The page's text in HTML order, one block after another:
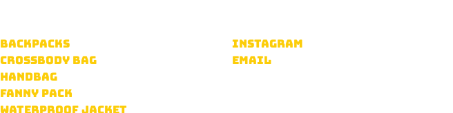
BACKPACKS
CROSSBODY BAG
HANDBAG
FANNY PACK
Instagram
Email